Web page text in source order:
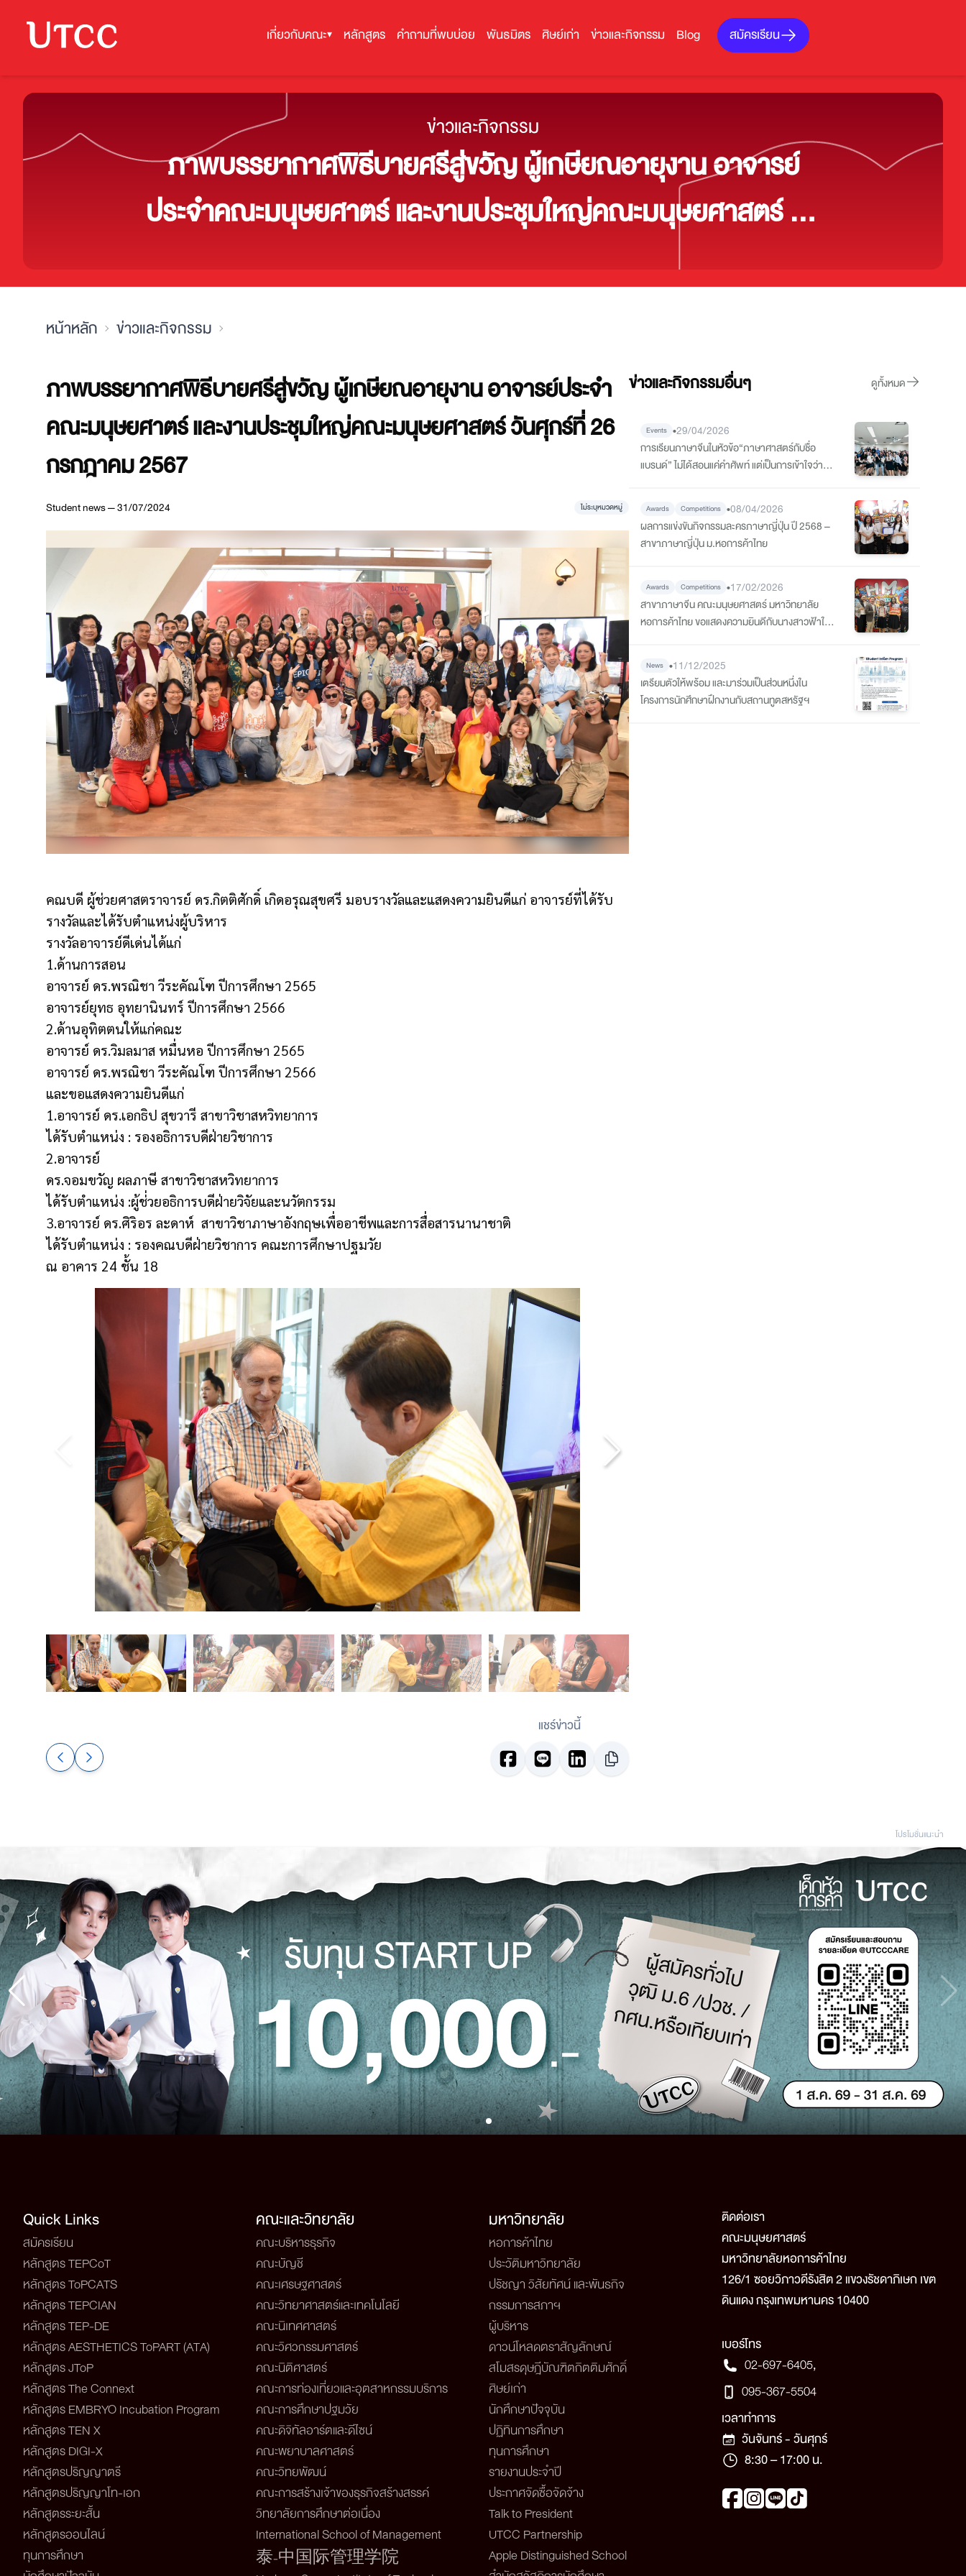
เกี่ยวกับคณะ▾ หลักสูตร คำถามที่พบบ่อย พันธมิตร ศิษย์เก่า ข่าวและกิจกรรม Blog สมัครเรียน
ข่าวและกิจกรรม
ภาพบรรยากาศพิธีบายศรีสู่ขวัญ ผู้เกษียณอายุงาน อาจารย์
ประจำคณะมนุษยศาตร์ และงานประชุมใหญ่คณะมนุษยศาสตร์ วัน
ศุกร์ที่ 26 กรกฎาคม 2567
หน้าหลัก ข่าวและกิจกรรม
ภาพบรรยากาศพิธีบายศรีสู่ขวัญ ผู้เกษียณอายุงาน อาจารย์ประจำ
คณะมนุษยศาตร์ และงานประชุมใหญ่คณะมนุษยศาสตร์ วันศุกร์ที่ 26
กรกฎาคม 2567
Student news — 31/07/2024 ไม่ระบุหมวดหมู่
คณบดี ผู้ช่วยศาสตราจารย์ ดร.กิตติศักดิ์ เกิดอรุณสุขศรี มอบรางวัลและแสดงความยินดีแก่ อาจารย์ที่ได้รับ
รางวัลและได้รับตำแหน่งผู้บริหาร
รางวัลอาจารย์ดีเด่นได้แก่
1.ด้านการสอน
อาจารย์ ดร.พรณิชา วีระคัณโฑ ปีการศึกษา 2565
อาจารย์ยุทธ อุทยานินทร์ ปีการศึกษา 2566
2.ด้านอุทิตตนให้แก่คณะ
อาจารย์ ดร.วิมลมาส หมื่นหอ ปีการศึกษา 2565
อาจารย์ ดร.พรณิชา วีระคัณโฑ ปีการศึกษา 2566
และขอแสดงความยินดีแก่
1.อาจารย์ ดร.เอกธิป สุขวารี สาขาวิชาสหวิทยาการ
ได้รับตำแหน่ง : รองอธิการบดีฝ่ายวิชาการ
2.อาจารย์
ดร.จอมขวัญ ผลภาษี สาขาวิชาสหวิทยาการ
ได้รับตำแหน่ง :ผู้ช่่วยอธิการบดีฝ่ายวิจัยและนวัตกรรม
3.อาจารย์ ดร.ศิริอร ละดาห์ สาขาวิชาภาษาอังกฤษเพื่ออาชีพและการสื่อสารนานาชาติ
ได้รับตำแหน่ง : รองคณบดีฝ่ายวิชาการ คณะการศึกษาปฐมวัย
ณ อาคาร 24 ชั้น 18
แชร์ข่าวนี้
ข่าวและกิจกรรมอื่นๆ ดูทั้งหมด
Events •29/04/2026
การเรียนภาษาจีนในหัวข้อ“ภาษาศาสตร์กับชื่อ
แบรนด์” ไม่ได้สอนแค่คำศัพท์ แต่เป็นการเข้าใจว่า
Awards Competitions •08/04/2026
ผลการแข่งขันกิจกรรมละครภาษาญี่ปุ่น ปี 2568 –
สาขาภาษาญี่ปุ่น ม.หอการค้าไทย
Awards Competitions •17/02/2026
สาขาภาษาจีน คณะมนุษยศาสตร์ มหาวิทยาลัย
หอการค้าไทย ขอแสดงความยินดีกับนางสาวฟ้าใส
อุดมศึกษา
News •11/12/2025
เตรียมตัวให้พร้อม และมาร่วมเป็นส่วนหนึ่งใน
โครงการนักศึกษาฝึกงานกับสถานทูตสหรัฐฯ
โปรโมชั่นแนะนํา
Quick Links
สมัครเรียน
หลักสูตร TEPCoT
หลักสูตร ToPCATS
หลักสูตร TEPCIAN
หลักสูตร TEP-DE
หลักสูตร AESTHETICS ToPART (ATA)
หลักสูตร JToP
หลักสูตร The Connext
หลักสูตร EMBRYO Incubation Program
หลักสูตร TEN X
หลักสูตร DIGI-X
หลักสูตรปริญญาตรี
หลักสูตรปริญญาโท-เอก
หลักสูตรระยะสั้น
หลักสูตรออนไลน์
ทุนการศึกษา
คณะและวิทยาลัย
คณะบริหารธุรกิจ
คณะบัญชี
คณะเศรษฐศาสตร์
คณะวิทยาศาสตร์และเทคโนโลยี
คณะนิเทศศาสตร์
คณะวิศวกรรมศาสตร์
คณะนิติศาสตร์
คณะการท่องเที่ยวและอุตสาหกรรมบริการ
คณะการศึกษาปฐมวัย
คณะดิจิทัลอาร์ตและดีไซน์
คณะพยาบาลศาสตร์
คณะวิทยพัฒน์
คณะการสร้างเจ้าของธุรกิจสร้างสรรค์
วิทยาลัยการศึกษาต่อเนื่อง
International School of Management
泰-中国际管理学院
มหาวิทยาลัย
หอการค้าไทย
ประวัติมหาวิทยาลัย
ปรัชญา วิสัยทัศน์ และพันธกิจ
กรรมการสภาฯ
ผู้บริหาร
ดาวน์โหลดตราสัญลักษณ์
สโมสรดุษฎีบัณฑิตกิตติมศักดิ์
ศิษย์เก่า
นักศึกษาปัจจุบัน
ปฏิทินการศึกษา
ทุนการศึกษา
รายงานประจำปี
ประกาศจัดซื้อจัดจ้าง
Talk to President
UTCC Partnership
Apple Distinguished School
ติดต่อเรา
คณะมนุษยศาสตร์
มหาวิทยาลัยหอการค้าไทย
126/1 ซอยวิภาวดีรังสิต 2 แขวงรัชดาภิเษก เขต
ดินแดง กรุงเทพมหานคร 10400
เบอร์โทร
02-697-6405,
095-367-5504
เวลาทำการ
วันจันทร์ - วันศุกร์
8:30 – 17:00 น.